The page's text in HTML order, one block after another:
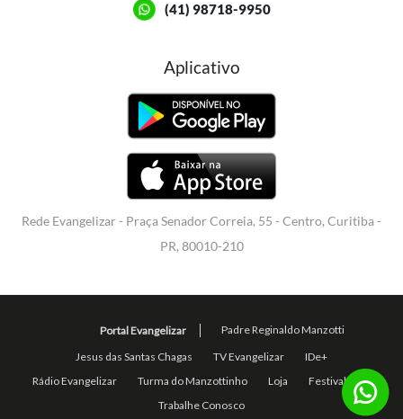
(41) 98718-9950
Aplicativo
Rede Evangelizar - Praça Senador Correia, 55 - Centro, Curitiba -
PR, 80010-210